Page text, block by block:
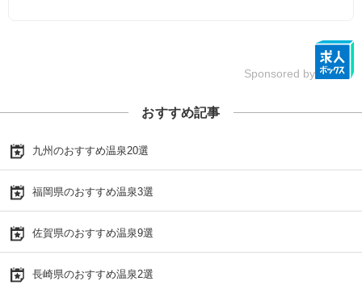
Sponsored by
おすすめ記事
九州のおすすめ温泉20選
福岡県のおすすめ温泉3選
佐賀県のおすすめ温泉9選
長崎県のおすすめ温泉2選